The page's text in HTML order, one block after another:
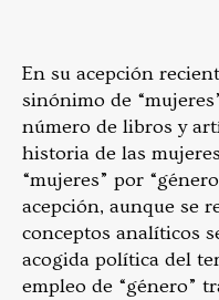
En su acepción
sinónimo de
número de libros y
historia de las
“mujeres” por
acepción, aunque se
conceptos analíticos
acogida política del
empleo de “género”